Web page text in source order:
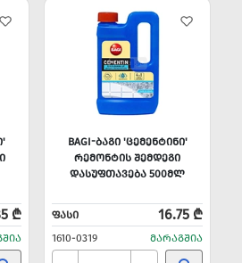
₾
BAGI-ᲑᲐᲒᲘ 'ᲪᲔᲛᲔᲜᲢᲘᲜᲘ'
ᲠᲔᲛᲝᲜᲢᲘᲡ ᲨᲔᲛᲓᲔᲒᲘ
ᲓᲐᲡᲣᲤᲗᲐᲕᲔᲑᲐ 500ᲛᲚ
ᲤᲐᲡᲘ 16.75 ₾
1610-0319 ᲛᲐᲠᲐᲒᲨᲘᲐ